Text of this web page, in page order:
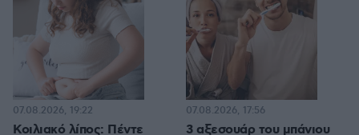
Κοιλιακό λίπος: Πέντε
07.08.2026, 19:22
3 αξεσουάρ του μπάνιου
07.08.2026, 17:56